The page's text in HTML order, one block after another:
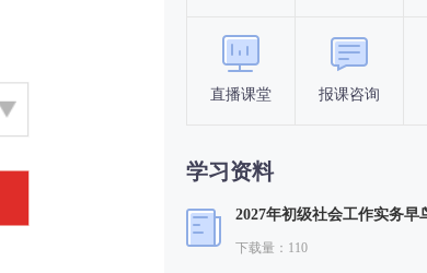
直播课堂 报课咨询
学习资料
2027年初级社会工作实务早
下载量：110